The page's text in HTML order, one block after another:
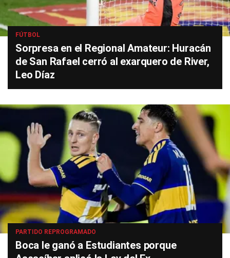
FÚTBOL
Sorpresa en el Regional Amateur: Huracán
de San Rafael cerró al exarquero de River,
Leo Díaz
PARTIDO REPROGRAMADO
Boca le ganó a Estudiantes porque